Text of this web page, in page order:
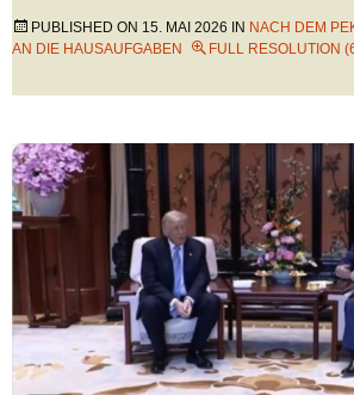
PUBLISHED ON 15. MAI 2026 IN NACH DEM
AN DIE HAUSAUFGABEN
FULL RESOLUTION